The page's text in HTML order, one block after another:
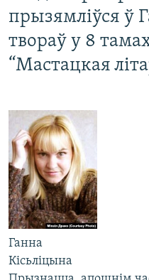
КУЛЬТУРА
КАЛЯНДАР
МОВА
НА ХВАЛЯХ СВАБОДЫ
прызямліўся ў
твораў у 8
“Мастацкая
Ганна
Кісьліцына